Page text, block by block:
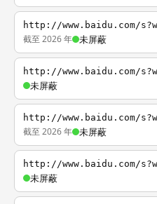
http://www.baidu.com/
截至 2026 年 未屏蔽
http://www.baidu.com/
未屏蔽
http://www.baidu.com/
截至 2026 年 未屏蔽
http://www.baidu.com/
未屏蔽